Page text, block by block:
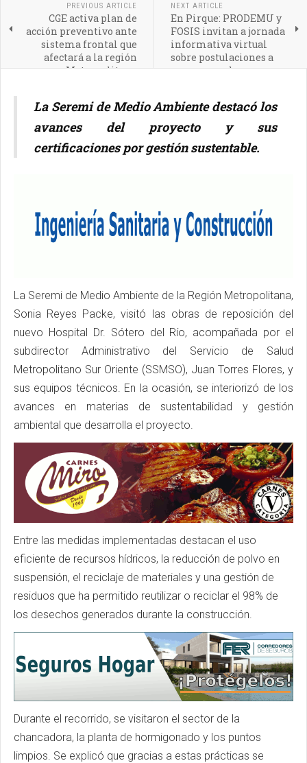
PREVIOUS ARTICLE
CGE activa plan de
acción preventivo ante
sistema frontal que
afectará a la región
Metropolitana
NEXT ARTICLE
En Pirque: PRODEMU y
FOSIS invitan a jornada
informativa virtual
sobre postulaciones a
programas de apoyo
La Seremi de Medio Ambiente destacó los
avances del proyecto y sus
certificaciones por gestión sustentable.
La Seremi de Medio Ambiente de la Región Metropolitana,
Sonia Reyes Packe, visitó las obras de reposición del
nuevo Hospital Dr. Sótero del Río, acompañada por el
subdirector Administrativo del Servicio de Salud
Metropolitano Sur Oriente (SSMSO), Juan Torres Flores, y
sus equipos técnicos. En la ocasión, se interiorizó de los
avances en materias de sustentabilidad y gestión
ambiental que desarrolla el proyecto.
Entre las medidas implementadas destacan el uso
eficiente de recursos hídricos, la reducción de polvo en
suspensión, el reciclaje de materiales y una gestión de
residuos que ha permitido reutilizar o reciclar el 98% de
los desechos generados durante la construcción.
Durante el recorrido, se visitaron el sector de la
chancadora, la planta de hormigonado y los puntos
limpios. Se explicó que gracias a estas prácticas se